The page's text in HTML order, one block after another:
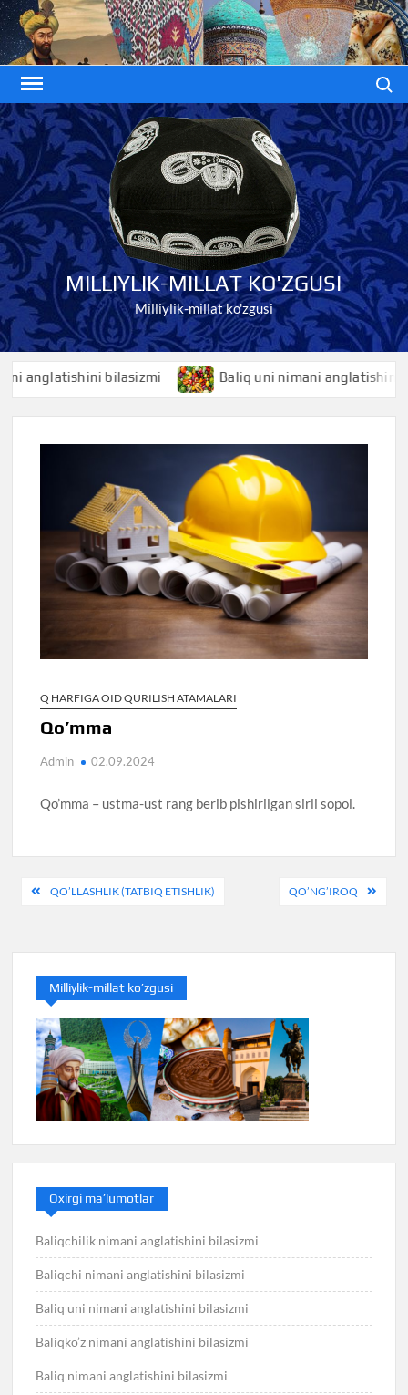
Skip
to
content
MILLIYLIK-MILLAT KO'ZGUSI
Milliylik-millat ko'zgusi
bilasizmi Baliq uni nimani anglatishini
Q HARFIGA OID QURILISH ATAMALARI
Qo’mma
Admin 02.09.2024
Qo’mma – ustma-ust rang berib pishirilgan sirli sopol.
PostQO’LLASHLIK (TATBIQ ETISHLIK) QO’NG’IROQ
Milliylik-millat ko’zgusi
Oxirgi ma’lumotlar
Baliqchilik nimani anglatishini bilasizmi
Baliqchi nimani anglatishini bilasizmi
Baliq uni nimani anglatishini bilasizmi
Baliqko’z nimani anglatishini bilasizmi
Baliq nimani anglatishini bilasizmi